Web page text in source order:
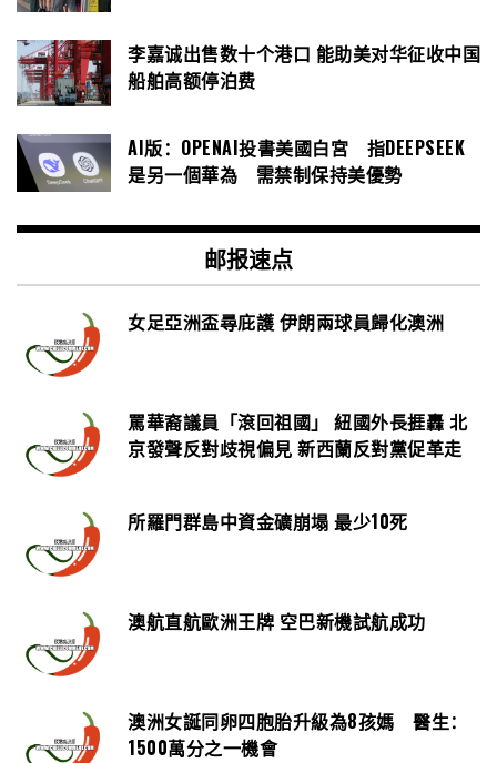
李嘉诚出售数十个港口 能助美对华征收中国
船舶高额停泊费
AI版：OPENAI投書美國白宮 指DEEPSEEK
是另一個華為 需禁制保持美優勢
邮报速点
女足亞洲盃尋庇護 伊朗兩球員歸化澳洲
罵華裔議員「滾回祖國」 紐國外長捱轟 北
京發聲反對歧視偏見 新西蘭反對黨促革走
所羅門群島中資金礦崩塌 最少10死
澳航直航歐洲王牌 空巴新機試航成功
澳洲女誕同卵四胞胎升級為8孩媽 醫生：
1500萬分之一機會